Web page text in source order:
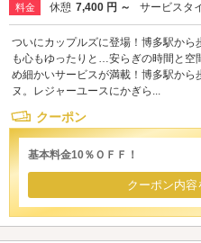
料金 休憩 7,400 円 ～ サービスタ
ついにカップルズに登場！博多駅か
も心もゆったりと…安らぎの時間と空
め細かいサービスが満載！博多駅か
ヌ。レジャーユースにかぎら...
クーポン
基本料金10％ＯＦＦ！
クーポン内容